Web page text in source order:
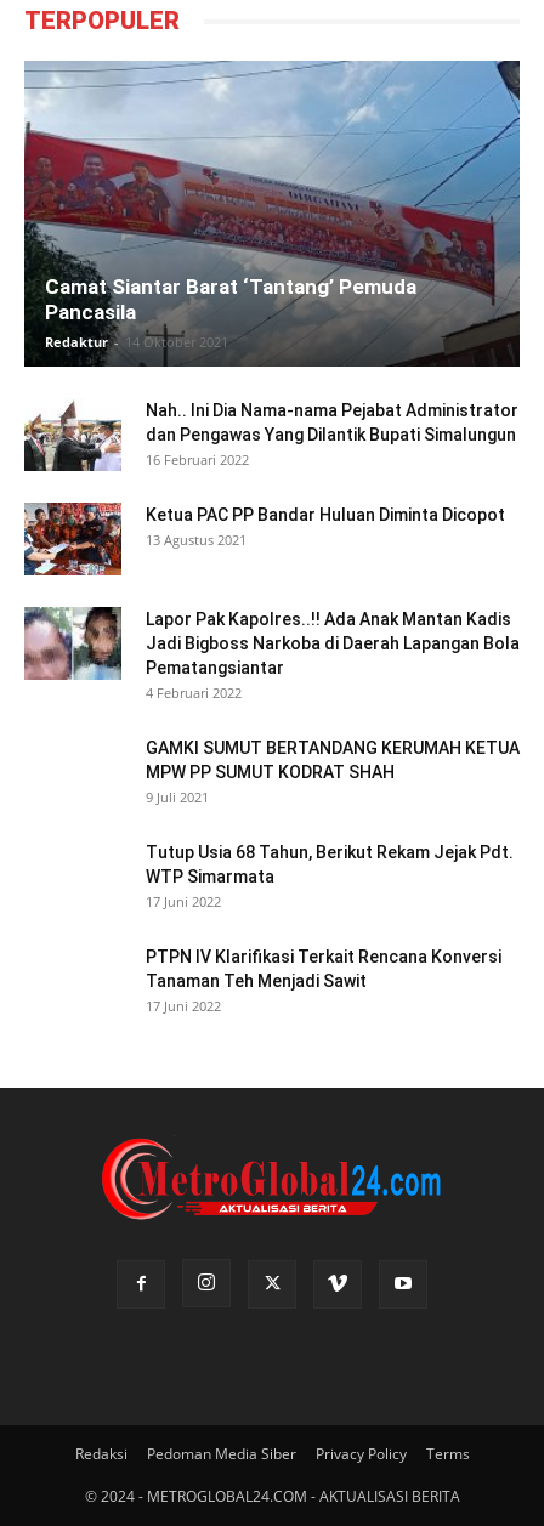
TERPOPULER
Camat Siantar Barat ‘Tantang’ Pemuda
Pancasila
Redaktur - 14 Oktober 2021
Nah.. Ini Dia Nama-nama Pejabat Administrator
dan Pengawas Yang Dilantik Bupati Simalungun
16 Februari 2022
Ketua PAC PP Bandar Huluan Diminta Dicopot
13 Agustus 2021
Lapor Pak Kapolres..!! Ada Anak Mantan Kadis
Jadi Bigboss Narkoba di Daerah Lapangan Bola
Pematangsiantar
4 Februari 2022
GAMKI SUMUT BERTANDANG KERUMAH KETUA
MPW PP SUMUT KODRAT SHAH
9 Juli 2021
Tutup Usia 68 Tahun, Berikut Rekam Jejak Pdt.
WTP Simarmata
17 Juni 2022
PTPN IV Klarifikasi Terkait Rencana Konversi
Tanaman Teh Menjadi Sawit
17 Juni 2022
Redaksi Pedoman Media Siber Privacy Policy Terms
© 2024 - METROGLOBAL24.COM - AKTUALISASI BERITA